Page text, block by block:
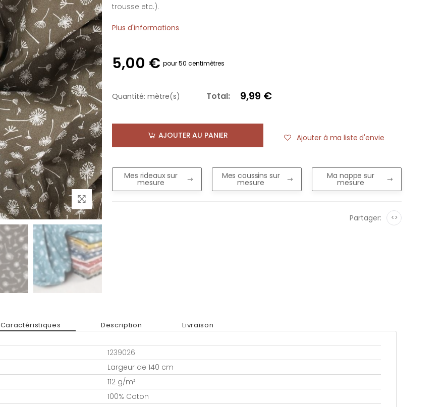
trousse etc.).
Plus d'informations
5,00 € pour 50 centimètres
Quantité: mètre(s) Total: 9,99 €
AJOUTER AU PANIER Ajouter à ma liste d'envie
Mes rideaux sur
mesure
Mes coussins sur
mesure
Ma nappe sur
mesure
Partager: <>
Caractéristiques Description Livraison
1239026
Largeur de 140 cm
112 g/m²
100% Coton